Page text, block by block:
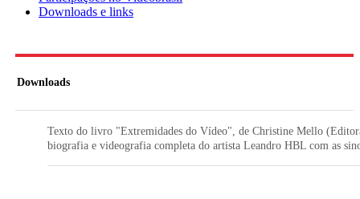
Downloads e links
Downloads
Texto do livro "Extremidades do Vídeo", de Christine Mello
biografia e videografia completa do artista Leandro HBL com as